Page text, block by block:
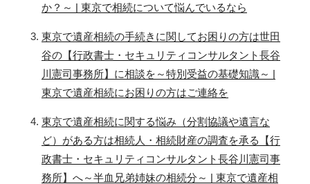
か？～ | 東京で相続について悩んでいるなら
東京で遺産相続の手続きに関してお困りの方は世田
谷の【行政書士・セキュリティコンサルタント長谷
川憲司事務所】に相談を～特別受益の基礎知識～ |
東京で遺産相続にお困りの方はご連絡を
東京で遺産相続に関する悩み（分割協議や遺言な
ど）がある方は相続人・相続財産の調査を承る【行
政書士・セキュリティコンサルタント長谷川憲司事
務所】へ～半血兄弟姉妹の相続分～ | 東京で遺産相